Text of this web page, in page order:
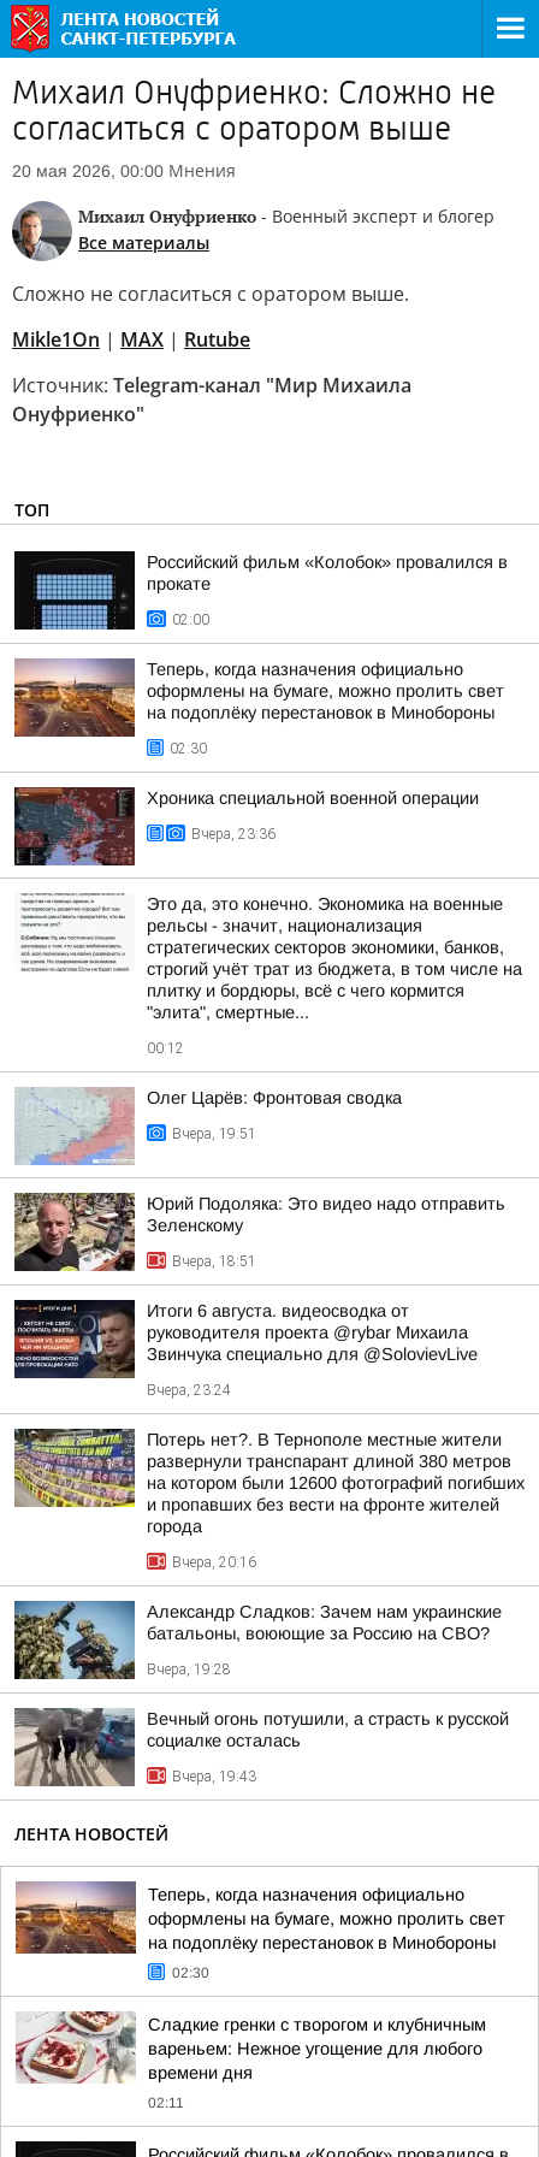
Михаил Онуфриенко: Сложно не
согласиться с оратором выше
20 мая 2026, 00:00 Мнения
Михаил Онуфриенко - Военный эксперт и блогер
Все материалы
Сложно не согласиться с оратором выше.
Mikle1On | МАХ | Rutube
Источник: Telegram-канал "Мир Михаила
Онуфриенко"
ТОП
Российский фильм «Колобок» провалился в
прокате
02:00
Теперь, когда назначения официально
оформлены на бумаге, можно пролить свет
на подоплёку перестановок в Минобороны
02:30
Хроника специальной военной операции
Вчера, 23:36
Это да, это конечно. Экономика на военные
рельсы - значит, национализация
стратегических секторов экономики, банков,
строгий учёт трат из бюджета, в том числе на
плитку и бордюры, всё с чего кормится
"элита", смертные...
00:12
Олег Царёв: Фронтовая сводка
Вчера, 19:51
Юрий Подоляка: Это видео надо отправить
Зеленскому
Вчера, 18:51
Итоги 6 августа. видеосводка от
руководителя проекта @rybar Михаила
Звинчука специально для @SolovievLive
Вчера, 23:24
Потерь нет?. В Тернополе местные жители
развернули транспарант длиной 380 метров
на котором были 12600 фотографий погибших
и пропавших без вести на фронте жителей
города
Вчера, 20:16
Александр Сладков: Зачем нам украинские
батальоны, воюющие за Россию на СВО?
Вчера, 19:28
Вечный огонь потушили, а страсть к русской
социалке осталась
Вчера, 19:43
ЛЕНТА НОВОСТЕЙ
Теперь, когда назначения официально
оформлены на бумаге, можно пролить свет
на подоплёку перестановок в Минобороны
02:30
Сладкие гренки с творогом и клубничным
вареньем: Нежное угощение для любого
времени дня
02:11